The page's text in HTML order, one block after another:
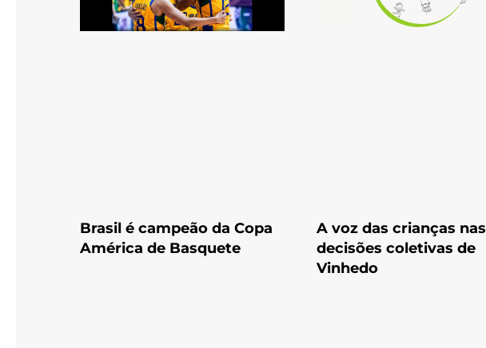
Brasil é campeão da Copa
América de Basquete
A voz das crianças nas
decisões coletivas de
Vinhedo